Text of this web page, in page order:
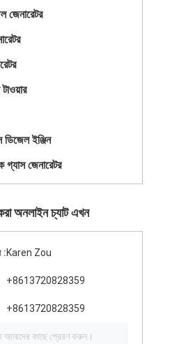
জেনারেটর
ডিজেল ইঞ্জিন
গ্যাস জেনারেটর
অনলাইন চ্যাট এখন
:Karen Zou
+8613720828359
+8613720828359